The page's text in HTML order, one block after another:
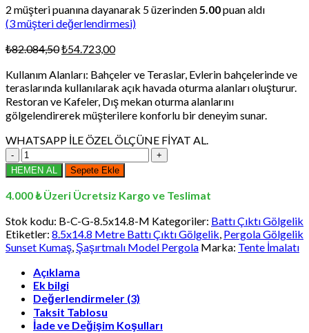
2 müşteri puanına dayanarak 5 üzerinden5.00puan aldı
(3müşteri değerlendirmesi)
₺82.084,50Orijinal
₺82.084,50.
₺54.723,00Şu
fiyat:
₺54.723,00.
Kullanım Alanları: Bahçeler ve Teraslar, Evlerin bahçelerinde ve
teraslarında kullanılarak açık havada oturma alanları oluşturur.
Restoran ve Kafeler, Dış mekan oturma alanlarını
gölgelendirerek müşterilere konforlu bir deneyim sunar.
WHATSAPP İLE ÖZEL ÖLÇÜNE FİYAT AL.
8.5x14.8
Metre
Battı
Çıktı
Pergola
Gölgelik
Sunset
Şaşırtmalı
Model
Pergola
adet
HEMEN AL Sepete Ekle
4.000 ₺ Üzeri Ücretsiz Kargo ve Teslimat
Stok kodu: B-C-G-8.5x14.8-M Kategoriler: Battı Çıktı Gölgelik
Etiketler: 8.5x14.8 Metre Battı Çıktı Gölgelik, Pergola Gölgelik
Sunset Kumaş, Şaşırtmalı Model Pergola Marka: Tente İmalatı
Açıklama
Ek bilgi
Değerlendirmeler (3)
Taksit Tablosu
İade ve Değişim Koşulları